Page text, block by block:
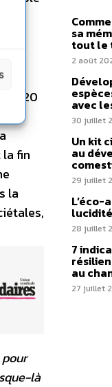
2020
fin
la
là
sa
tout le
2 août
avec
30 juillet
Un kit
au
29 juillet
L’éco-
28 juillet
7
au
27 juillet